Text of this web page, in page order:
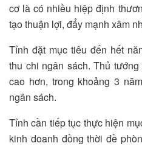
cơ là có nhiều hiệp định
tạo thuận lợi, đẩy mạnh xâm
Tỉnh đặt mục tiêu đến hết
thu chi ngân sách. Thủ
cao hơn, trong khoảng 3
ngân sách.
Tỉnh cần tiếp tục thực hiện
kinh doanh đồng thời đề